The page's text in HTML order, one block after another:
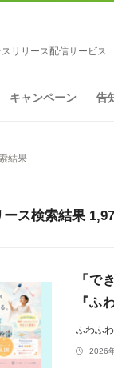
スリリース配信サービス
キャンペーン 告
結果
ス検索結果
「で
『ふ
ふわふ
2026